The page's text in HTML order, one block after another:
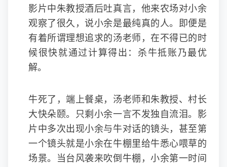
影片中朱教授酒后吐真言，他来农场对小余
观察了很久，说小余是最纯真的人。即便是
有着所谓理想追求的汤老师，在不得已的时
候很快就通过计算得出：杀牛抵账乃最优
解。
牛死了，端上餐桌，汤老师和朱教授、村长
大快朵颐。只剩小余一言不发独自流泪。影
片中多次出现小余与牛对话的镜头，甚至第
一个镜头就是小余在牛棚里给牛悉心喂草的
场景。当台风袭来吹倒牛棚，小余第一时间